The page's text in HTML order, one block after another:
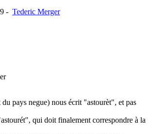
- Tederic Merger
pays negue) nous écrit "astourèt", et pas
qui doit finalement correspondre à la